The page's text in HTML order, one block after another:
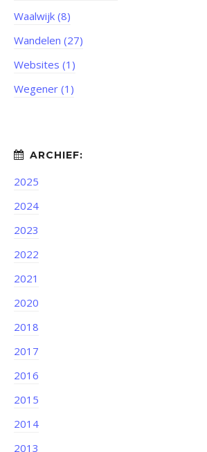
Waalwijk (8)
Wandelen (27)
Websites (1)
Wegener (1)
2025
2024
2023
2022
2021
2020
2018
2017
2016
2015
2014
2013